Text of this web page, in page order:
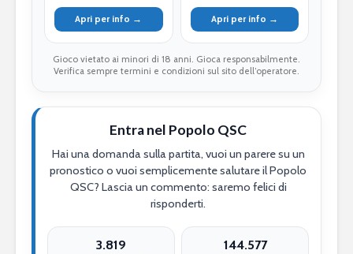
Apri per info → Apri per info →
Gioco vietato ai minori di 18 anni. Gioca responsabilmente.
Verifica sempre termini e condizioni sul sito dell’operatore.
Entra nel Popolo QSC
Hai una domanda sulla partita, vuoi un parere su un
pronostico o vuoi semplicemente salutare il Popolo
QSC? Lascia un commento: saremo felici di
risponderti.
3.819 144.577